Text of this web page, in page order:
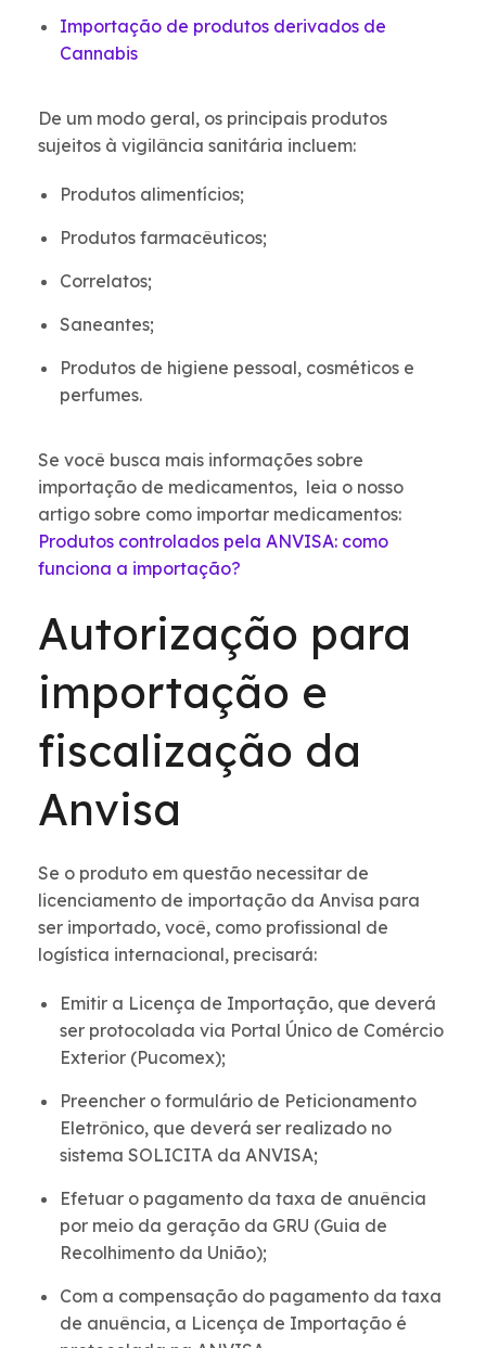
Importação de produtos derivados de
Cannabis
De um modo geral, os principais produtos
sujeitos à vigilância sanitária incluem:
Produtos alimentícios;
Produtos farmacêuticos;
Correlatos;
Saneantes;
Produtos de higiene pessoal, cosméticos e
perfumes.
Se você busca mais informações sobre
importação de medicamentos, leia o nosso
artigo sobre como importar medicamentos:
Produtos controlados pela ANVISA: como
funciona a importação?
Autorização para
importação e
fiscalização da
Anvisa
Se o produto em questão necessitar de
licenciamento de importação da Anvisa para
ser importado, você, como profissional de
logística internacional, precisará:
Emitir a Licença de Importação, que deverá
ser protocolada via Portal Único de Comércio
Exterior (Pucomex);
Preencher o formulário de Peticionamento
Eletrônico, que deverá ser realizado no
sistema SOLICITA da ANVISA;
Efetuar o pagamento da taxa de anuência
por meio da geração da GRU (Guia de
Recolhimento da União);
Com a compensação do pagamento da taxa
de anuência, a Licença de Importação é